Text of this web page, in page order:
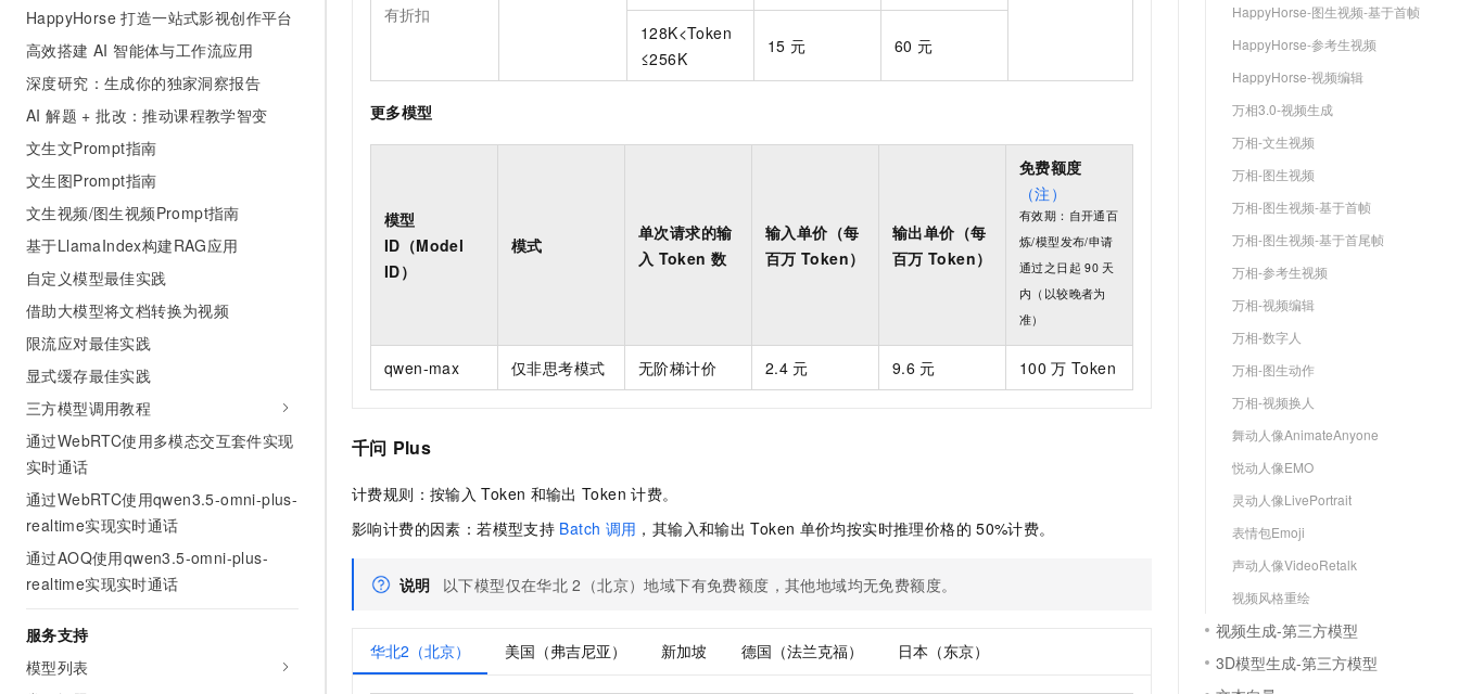
HappyHorse 打造一站式影视创作平台
高效搭建 AI 智能体与工作流应用
深度研究：生成你的独家洞察报告
AI 解题 + 批改：推动课程教学智变
文生文Prompt指南
文生图Prompt指南
文生视频/图生视频Prompt指南
基于LlamaIndex构建RAG应用
自定义模型最佳实践
借助大模型将文档转换为视频
限流应对最佳实践
显式缓存最佳实践
三方模型调用教程
通过WebRTC使用多模态交互套件实现
实时通话
通过WebRTC使用qwen3.5-omni-plus-
realtime实现实时通话
通过AOQ使用qwen3.5-omni-plus-
realtime实现实时通话
服务支持
模型列表
有折扣
128K<Token
≤256K
15 元 60 元
更多模型
模型
ID（Model
ID）
模式
单次请求的输
入 Token 数
输入单价（每
百万 Token）
输出单价（每
百万 Token）
免费额度
（注）
有效期：自开通百
炼/模型发布/申请
通过之日起 90 天
内（以较晚者为
准）
qwen-max 仅非思考模式 无阶梯计价 2.4 元 9.6 元 100 万 Token
千问 Plus
计费规则：按输入 Token 和输出 Token 计费。
影响计费的因素：若模型支持 Batch 调用 ，其输入和输出 Token 单价均按实时推理价格的 50%计费。
说明 以下模型仅在华北 2（北京）地域下有免费额度，其他地域均无免费额度。
华北2（北京） 美国（弗吉尼亚） 新加坡 德国（法兰克福） 日本（东京）
HappyHorse-图生视频-基于首帧
HappyHorse-参考生视频
HappyHorse-视频编辑
万相3.0-视频生成
万相-文生视频
万相-图生视频
万相-图生视频-基于首帧
万相-图生视频-基于首尾帧
万相-参考生视频
万相-视频编辑
万相-数字人
万相-图生动作
万相-视频换人
舞动人像AnimateAnyone
悦动人像EMO
灵动人像LivePortrait
表情包Emoji
声动人像VideoRetalk
视频风格重绘
视频生成-第三方模型
3D模型生成-第三方模型